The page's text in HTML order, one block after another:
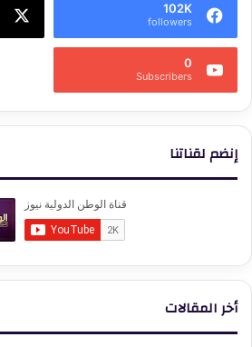
102K
followers
0
Subscribers
إنضم لقناتنا
أخر المقالات